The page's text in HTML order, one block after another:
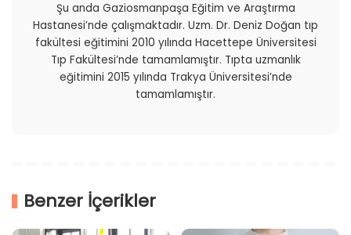
Şu anda Gaziosmanpaşa Eğitim ve Araştırma
Hastanesi’nde çalışmaktadır. Uzm. Dr. Deniz Doğan tıp
fakültesi eğitimini 2010 yılında Hacettepe Üniversitesi
Tıp Fakültesi’nde tamamlamıştır. Tıpta uzmanlık
eğitimini 2015 yılında Trakya Üniversitesi’nde
tamamlamıştır.
Benzer İçerikler